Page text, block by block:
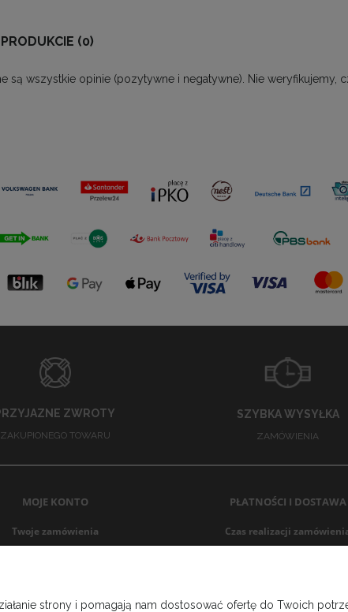
(0)
są wszystkie opinie (pozytywne i negatywne). Nie
ZWROTY
ZAKUPIONEGO TOWARU
SZYBKA WYSYŁKA
ZAMÓWIENIA
MOJE KONTO
Twoje zamówienia
Ustawienia konta
PŁATNOŚCI I DOSTAWA
Czas realizacji
Czas i koszt dostawy
strony i pomagają nam dostosować ofertę do Twoich